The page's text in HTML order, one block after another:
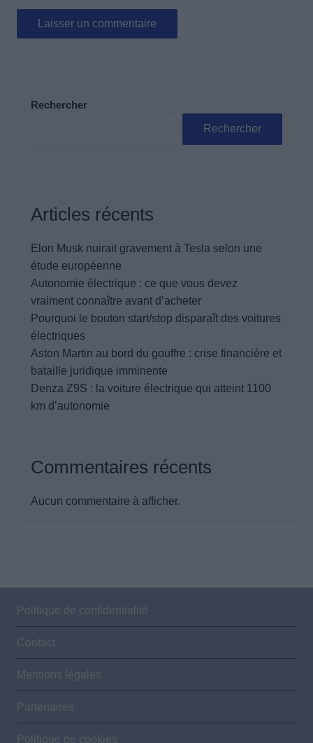
Rechercher
Rechercher
Articles récents
Elon Musk nuirait gravement à Tesla selon une
étude européenne
Autonomie électrique : ce que vous devez
vraiment connaître avant d’acheter
Pourquoi le bouton start/stop disparaît des voitures
électriques
Aston Martin au bord du gouffre : crise financière et
bataille juridique imminente
Denza Z9S : la voiture électrique qui atteint 1100
km d’autonomie
Commentaires récents
Aucun commentaire à afficher.
Politique de confidentialité
Contact
Mentions légales
Partenaires
Politique de cookies